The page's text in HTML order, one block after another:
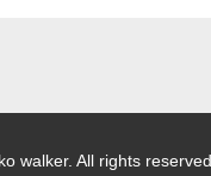
walker. All rights